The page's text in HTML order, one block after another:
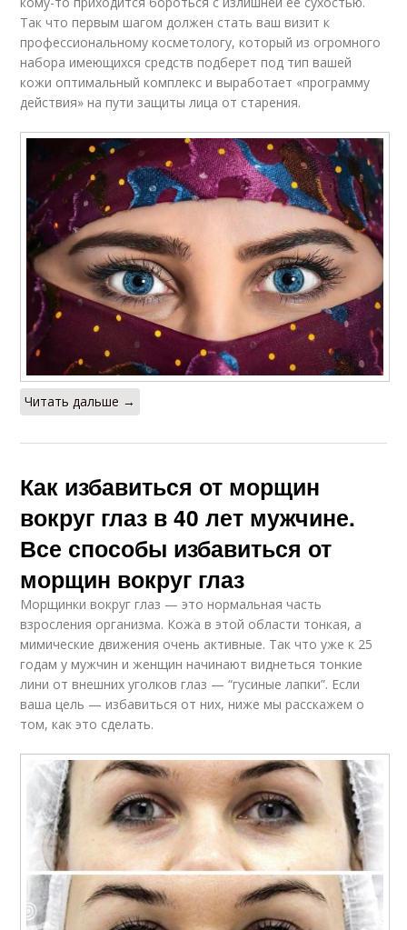
Так что первым шагом должен стать ваш визит к
профессиональному косметологу, который из огромного
набора имеющихся средств подберет под тип вашей
кожи оптимальный комплекс и выработает «программу
действия» на пути защиты лица от старения.
Читать дальше →
Как избавиться от морщин
вокруг глаз в 40 лет мужчине.
Все способы избавиться от
морщин вокруг глаз
Морщинки вокруг глаз — это нормальная часть
взросления организма. Кожа в этой области тонкая, а
мимические движения очень активные. Так что уже к 25
годам у мужчин и женщин начинают виднеться тонкие
лини от внешних уголков глаз — “гусиные лапки”. Если
ваша цель — избавиться от них, ниже мы расскажем о
том, как это сделать.